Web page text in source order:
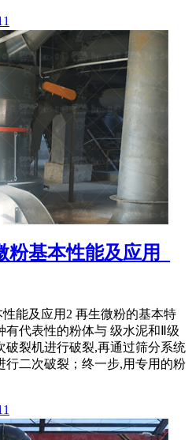
基本性能及应用_
能及应用2 再生微粉的基本特
有代表性的粉体与 级水泥和Ⅱ级
破裂机进行破裂,再通过筛分系统
行二次破裂；终一步,用专用的粉